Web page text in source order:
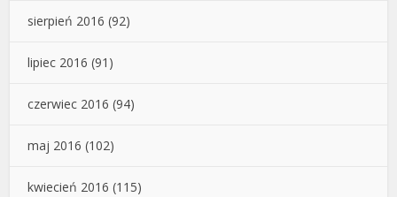
sierpień 2016 (92)
lipiec 2016 (91)
czerwiec 2016 (94)
maj 2016 (102)
kwiecień 2016 (115)